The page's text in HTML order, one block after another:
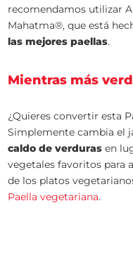
recomendamos utilizar
Mahatma®, que está
las mejores paellas.
Mientras más
¿Quieres convertir esta
Simplemente cambia el
caldo de verduras en
vegetales favoritos para
de los platos
Paella vegetariana.